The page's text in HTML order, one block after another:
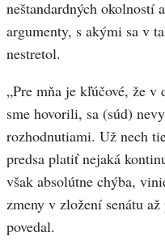
neštandardných okolností
argumenty, s akými sa v
nestretol.
„Pre mňa je kľúčové, že
sme hovorili, sa (súd)
rozhodnutiami. Už nech
predsa platiť nejaká
však absolútne chýba,
zmeny v zložení senátu
povedal.